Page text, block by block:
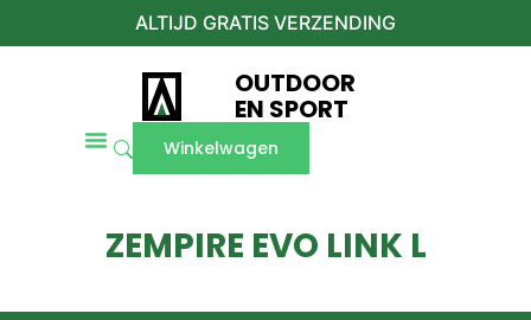
ALTIJD GRATIS VERZENDING
OUTDOOR
EN SPORT
Winkelwagen
ZEMPIRE EVO LINK L